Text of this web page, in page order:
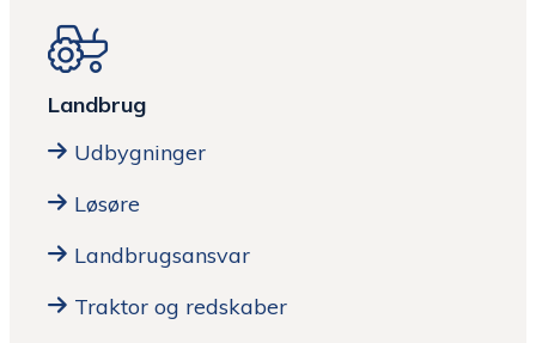
Landbrug
Udbygninger
Løsøre
Landbrugsansvar
Traktor og redskaber